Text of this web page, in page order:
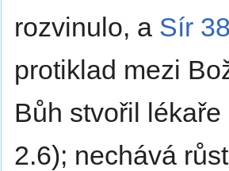
rozvinulo, a Sír
protiklad mezi
Bůh stvořil
2.6); nechává